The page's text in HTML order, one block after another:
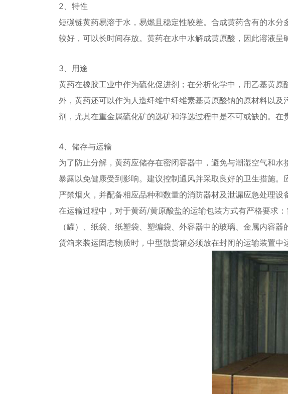
2、特性
短碳链黄药易溶于水，易燃且稳定性较差。合成黄药含有的水
较好，可以长时间存放。黄药在水中水解成黄原酸，因此溶液呈
3、用途
黄药在橡胶工业中作为硫化促进剂；在分析化学中，用乙基黄
外，黄药还可以作为人造纤维中纤维素基黄原酸钠的原材料以
剂，尤其在重金属硫化矿的选矿和浮选过程中是不可或缺的。在
4、储存与运输
为了防止分解，黄药应储存在密闭容器中，避免与潮湿空气和
暴露以免健康受到影响。建议控制通风并采取良好的卫生措施
严禁烟火，并配备相应品种和数量的消防器材及泄漏应急处理设
在运输过程中，对于黄药/黄原酸盐的运输包装方式有严格要求
（罐）、纸袋、纸塑袋、塑编袋、外容器中的玻璃、金属内容
货箱来装运固态物质时，中型散货箱必须放在封闭的运输装置